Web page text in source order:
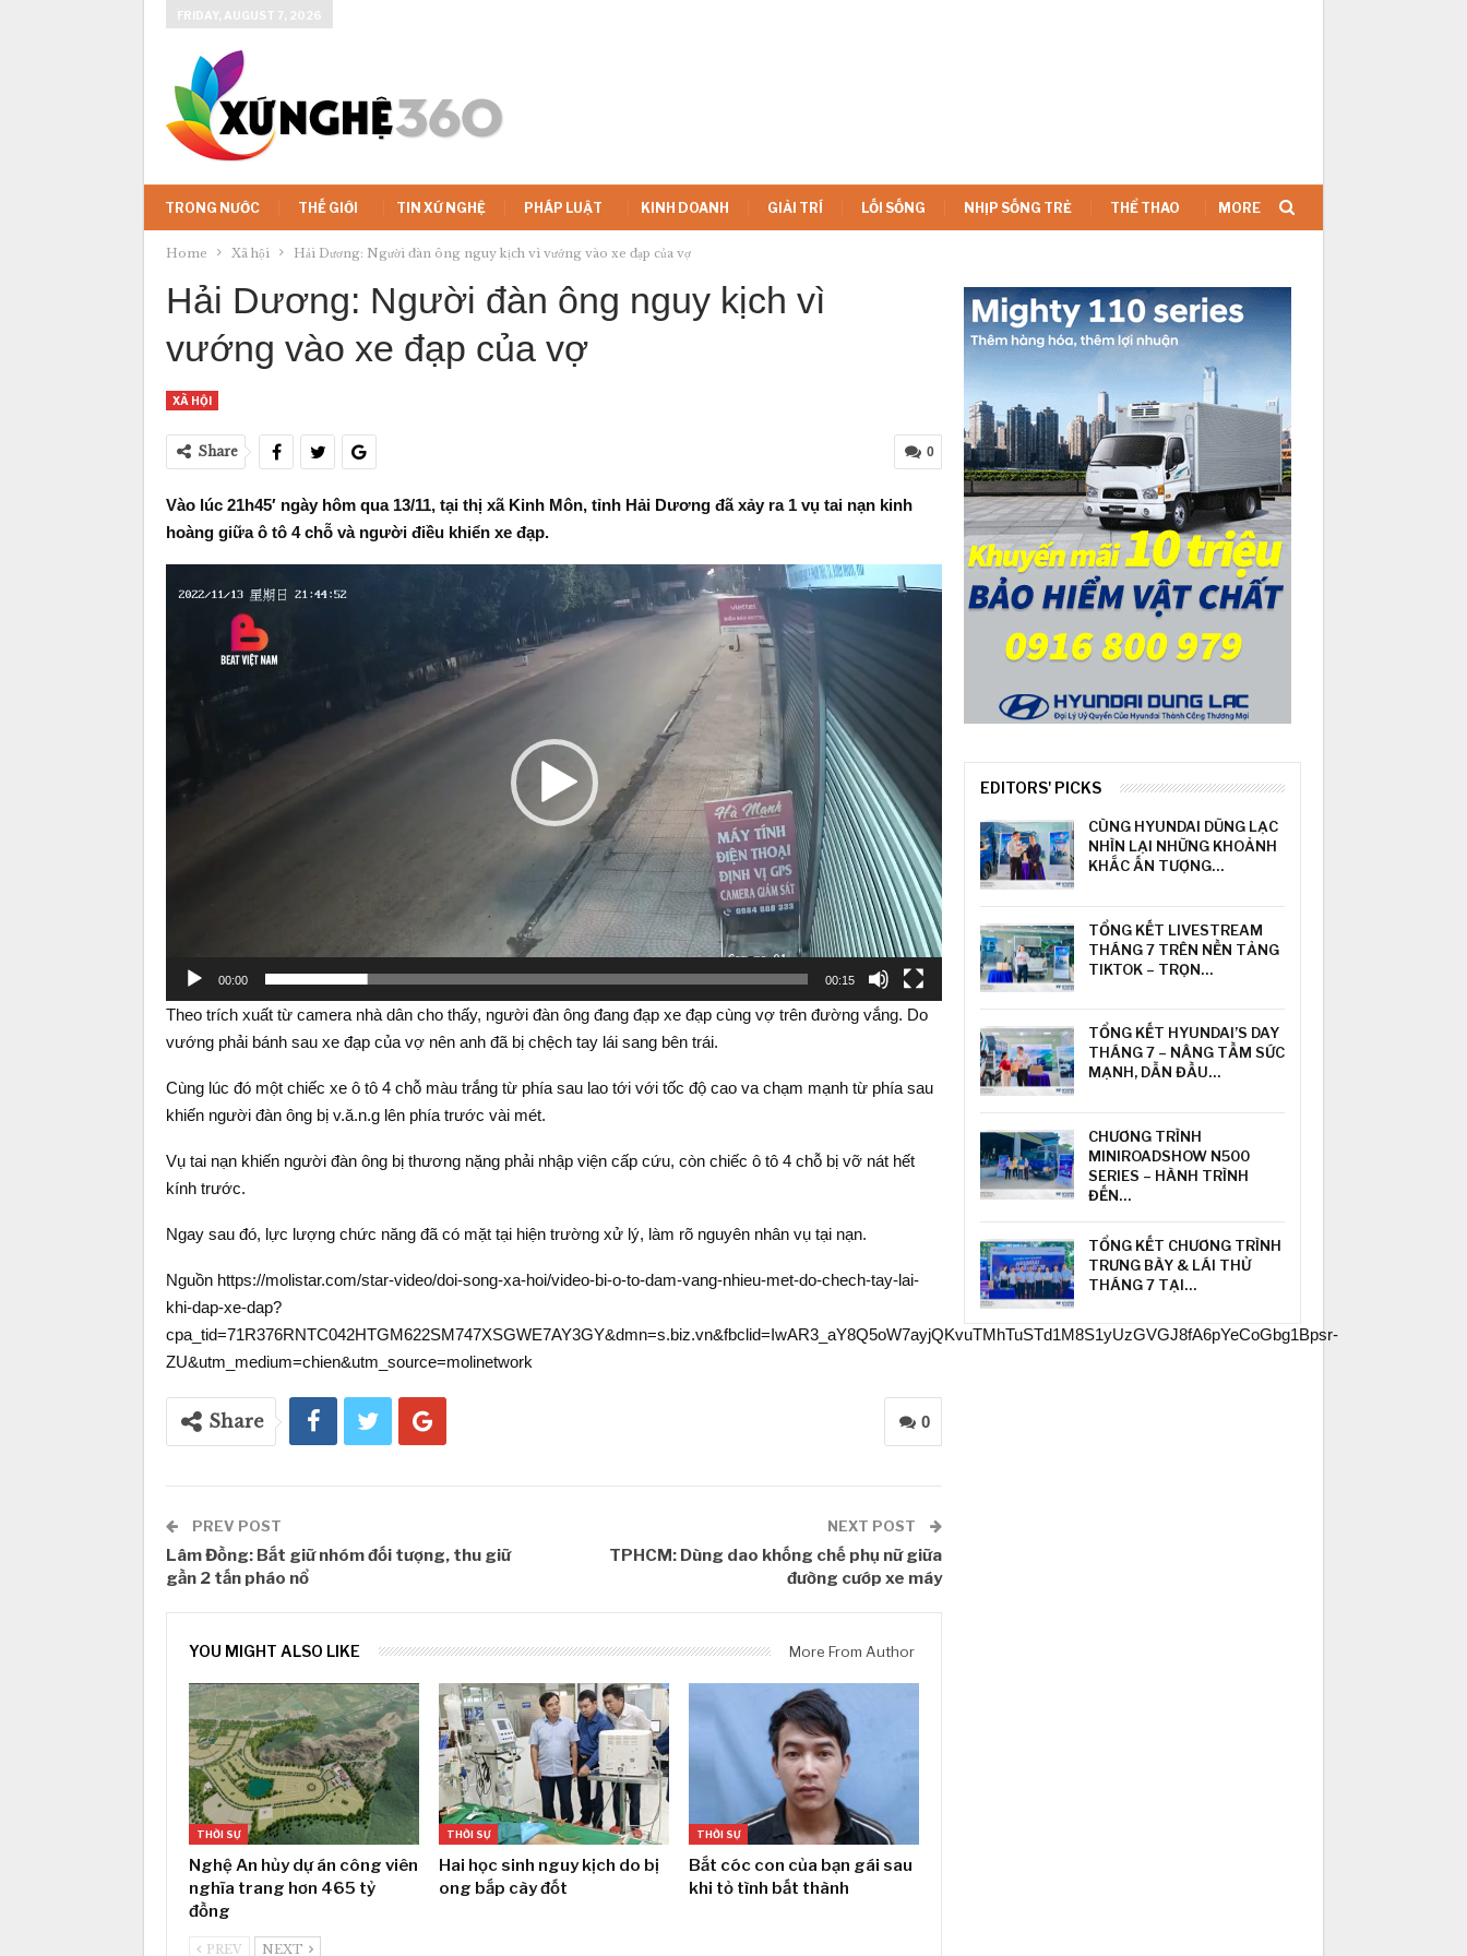
FRIDAY, AUGUST 7, 2026
TRONG NƯỚC THẾ GIỚI TIN XỨ NGHỆ PHÁP LUẬT KINH DOANH GIẢI TRÍ LỐI SỐNG NHỊP SỐNG TRẺ THỂ THAO MORE
Home Xã hội Hải Dương: Người đàn ông nguy kịch vì vướng vào xe đạp của vợ
Hải Dương: Người đàn ông nguy kịch vì
vướng vào xe đạp của vợ
XÃ HỘI
0
Share
Vào lúc 21h45′ ngày hôm qua 13/11, tại thị xã Kinh Môn, tỉnh Hải Dương đã xảy ra 1 vụ tai nạn kinh
hoàng giữa ô tô 4 chỗ và người điều khiển xe đạp.
Player
00:00 00:15
Theo trích xuất từ camera nhà dân cho thấy, người đàn ông đang đạp xe đạp cùng vợ trên đường vắng. Do
vướng phải bánh sau xe đạp của vợ nên anh đã bị chệch tay lái sang bên trái.
Cùng lúc đó một chiếc xe ô tô 4 chỗ màu trắng từ phía sau lao tới với tốc độ cao va chạm mạnh từ phía sau
khiến người đàn ông bị v.ă.n.g lên phía trước vài mét.
Vụ tai nạn khiến người đàn ông bị thương nặng phải nhập viện cấp cứu, còn chiếc ô tô 4 chỗ bị vỡ nát hết
kính trước.
Ngay sau đó, lực lượng chức năng đã có mặt tại hiện trường xử lý, làm rõ nguyên nhân vụ tại nạn.
Nguồn https://molistar.com/star-video/doi-song-xa-hoi/video-bi-o-to-dam-vang-nhieu-met-do-chech-tay-lai-
khi-dap-xe-dap?
cpa_tid=71R376RNTC042HTGM622SM747XSGWE7AY3GY&dmn=s.biz.vn&fbclid=IwAR3_aY8Q5oW7ayjQKvuTMhTuSTd1M8S1yUzGVGJ8fA6pYeCoGbg1Bpsr-
ZU&utm_medium=chien&utm_source=molinetwork
0
Share
PREV POST
Lâm Đồng: Bắt giữ nhóm đối tượng, thu giữ
gần 2 tấn pháo nổ
NEXT POST
TPHCM: Dùng dao khống chế phụ nữ giữa
đường cướp xe máy
YOU MIGHT ALSO LIKE More From Author
THỜI SỰ
Nghệ An hủy dự án công viên
nghĩa trang hơn 465 tỷ
đồng
THỜI SỰ
Hai học sinh nguy kịch do bị
ong bắp cày đốt
THỜI SỰ
Bắt cóc con của bạn gái sau
khi tỏ tình bất thành
PREV NEXT
EDITORS' PICKS
CÙNG HYUNDAI DŨNG LẠC
NHÌN LẠI NHỮNG KHOẢNH
KHẮC ẤN TƯỢNG…
TỔNG KẾT LIVESTREAM
THÁNG 7 TRÊN NỀN TẢNG
TIKTOK – TRỌN…
TỔNG KẾT HYUNDAI’S DAY
THÁNG 7 – NÂNG TẦM SỨC
MẠNH, DẪN ĐẦU…
CHƯƠNG TRÌNH
MINIROADSHOW N500
SERIES – HÀNH TRÌNH
ĐẾN…
TỔNG KẾT CHƯƠNG TRÌNH
TRƯNG BÀY & LÁI THỬ
THÁNG 7 TẠI…